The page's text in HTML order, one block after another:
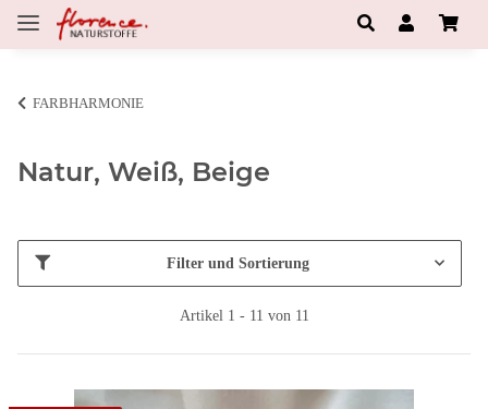
FARBHARMONIE
Natur, Weiß, Beige
Filter und Sortierung
Artikel 1 - 11 von 11